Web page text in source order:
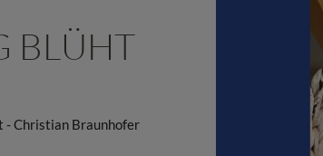
BLÜHT
- Christian Braunhofer